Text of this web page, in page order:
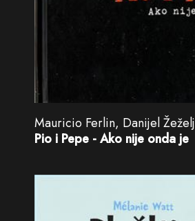
Mauricio Ferlin, Danijel Žeželj
Pio i Pepe - Ako nije onda je